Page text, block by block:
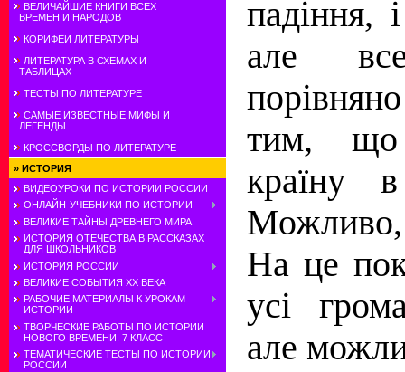
ВЕЛИЧАЙШИЕ КНИГИ ВСЕХ
ВРЕМЕН И НАРОДОВ
КОРИФЕИ ЛИТЕРАТУРЫ
ЛИТЕРАТУРА В СХЕМАХ И
ТАБЛИЦАХ
ТЕСТЫ ПО ЛИТЕРАТУРЕ
САМЫЕ ИЗВЕСТНЫЕ МИФЫ И
ЛЕГЕНДЫ
КРОССВОРДЫ ПО ЛИТЕРАТУРЕ
» ИСТОРИЯ
ВИДЕОУРОКИ ПО ИСТОРИИ РОССИИ
ОНЛАЙН-УЧЕБНИКИ ПО ИСТОРИИ
ВЕЛИКИЕ ТАЙНЫ ДРЕВНЕГО МИРА
ИСТОРИЯ ОТЕЧЕСТВА В РАССКАЗАХ
ДЛЯ ШКОЛЬНИКОВ
ИСТОРИЯ РОССИИ
ВЕЛИКИЕ СОБЫТИЯ ХХ ВЕКА
РАБОЧИЕ МАТЕРИАЛЫ К УРОКАМ
ИСТОРИИ
ТВОРЧЕСКИЕ РАБОТЫ ПО ИСТОРИИ
НОВОГО ВРЕМЕНИ. 7 КЛАСС
ТЕМАТИЧЕСКИЕ ТЕСТЫ ПО ИСТОРИИ
РОССИИ
падіння,
але
тим, що
країну
На це
усі
але